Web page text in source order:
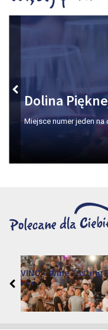
Dolina
Miejsce numer jeden na
VINO – Wine Tasting
2026. sierpień 12 - 17.
Eger 3300, Dobó